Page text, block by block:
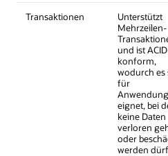
Transaktionen
Unterstützt
Mehrzeilen-
und ist
konform,
wodurch es
für
eignet, bei
keine Daten
verloren
oder
werden